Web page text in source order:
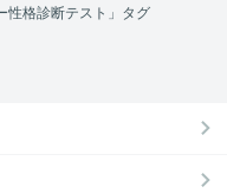
性格診断テスト」タグ